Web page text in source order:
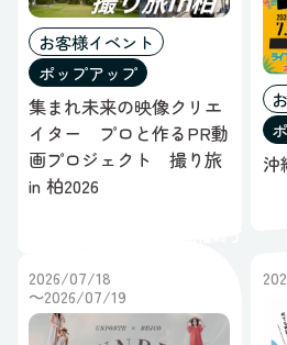
お客様イベント
ポップアップ
集まれ未来の映像クリエ
イター プロと作るPR動
画プロジェクト 撮り旅
in 柏2026
沖
2026/07/18
～2026/07/19